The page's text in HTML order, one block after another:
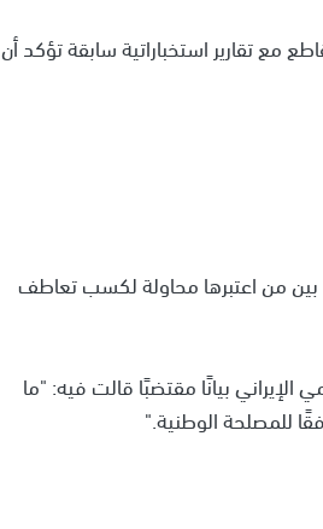
مع تقارير استخباراتية سابقة تؤكد أن
بين من اعتبرها محاولة لكسب تعاطف
بيانًا مقتضبًا قالت فيه: "ما
للمصلحة الوطنية."